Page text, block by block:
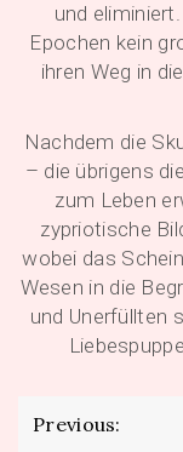
und
Epochen kein
ihren Weg in
Nachdem die
– die übrigens
zum Leben
zypriotische
wobei das
Wesen in die
und Unerfüllten
Previous: